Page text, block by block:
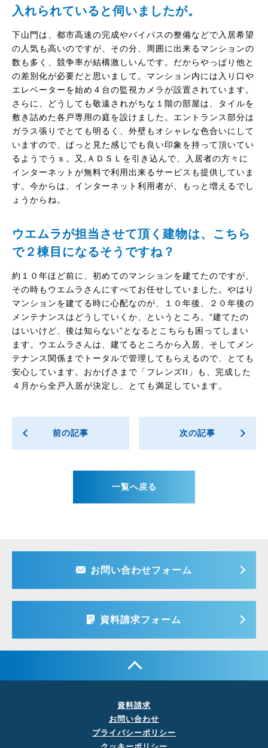
入れられていると伺いましたが。
下山門は、都市高速の完成やバイパスの整備などで入居希望
の人気も高いのですが、その分、周囲に出来るマンションの
数も多く、競争率が結構激しいんです。だからやっぱり他と
の差別化が必要だと思いまして。マンション内には入り口や
エレベーターを始め４台の監視カメラが設置されています。
さらに、どうしても敬遠されがちな１階の部屋は、タイルを
敷き詰めた各戸専用の庭を設けました。エントランス部分は
ガラス張りでとても明るく、外壁もオシャレな色合いにして
いますので、ぱっと見た感じでも良い印象を持って頂いてい
るようでうｓ。又,ＡＤＳＬを引き込んで、入居者の方々に
インターネットが無料で利用出来るサービスも提供していま
す。今からは、インターネット利用者が、もっと増えるでし
ょうからね。
ウエムラが担当させて頂く建物は、こちら
で２棟目になるそうですね？
約１０年ほど前に、初めてのマンションを建てたのですが、
その時もウエムラさんにすべてお任せしていました。やはり
マンションを建てる時に心配なのが、１０年後、２０年後の
メンテナンスはどうしていくか、というところ。“建てたの
はいいけど、後は知らない”となるとこちらも困ってしまい
ます。ウエムラさんは、建てるところから入居、そしてメン
テナンス関係までトータルで管理してもらえるので、とても
安心しています。おかげさまで「フレンズII」も、完成した
４月から全戸入居が決定し、とても満足しています。
前の記事
一覧へ戻る
次の記事
お問い合わせフォーム
資料請求フォーム
資料請求
お問い合わせ
プライバシーポリシー